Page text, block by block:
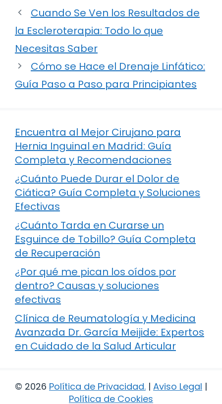
Cuando Se Ven los Resultados de
la Escleroterapia: Todo lo que
Necesitas Saber
Cómo se Hace el Drenaje Linfático:
Guía Paso a Paso para Principiantes
Encuentra al Mejor Cirujano para
Hernia Inguinal en Madrid: Guía
Completa y Recomendaciones
¿Cuánto Puede Durar el Dolor de
Ciática? Guía Completa y Soluciones
Efectivas
¿Cuánto Tarda en Curarse un
Esguince de Tobillo? Guía Completa
de Recuperación
¿Por qué me pican los oídos por
dentro? Causas y soluciones
efectivas
Clínica de Reumatología y Medicina
Avanzada Dr. García Meijide: Expertos
en Cuidado de la Salud Articular
© 2026 Política de Privacidad. | Aviso Legal |
Política de Cookies